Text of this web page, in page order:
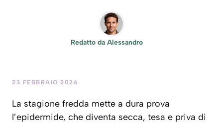
Redatto da Alessandro
23 FEBBRAIO 2026
La stagione fredda mette a dura prova
l’epidermide, che diventa secca, tesa e priva di